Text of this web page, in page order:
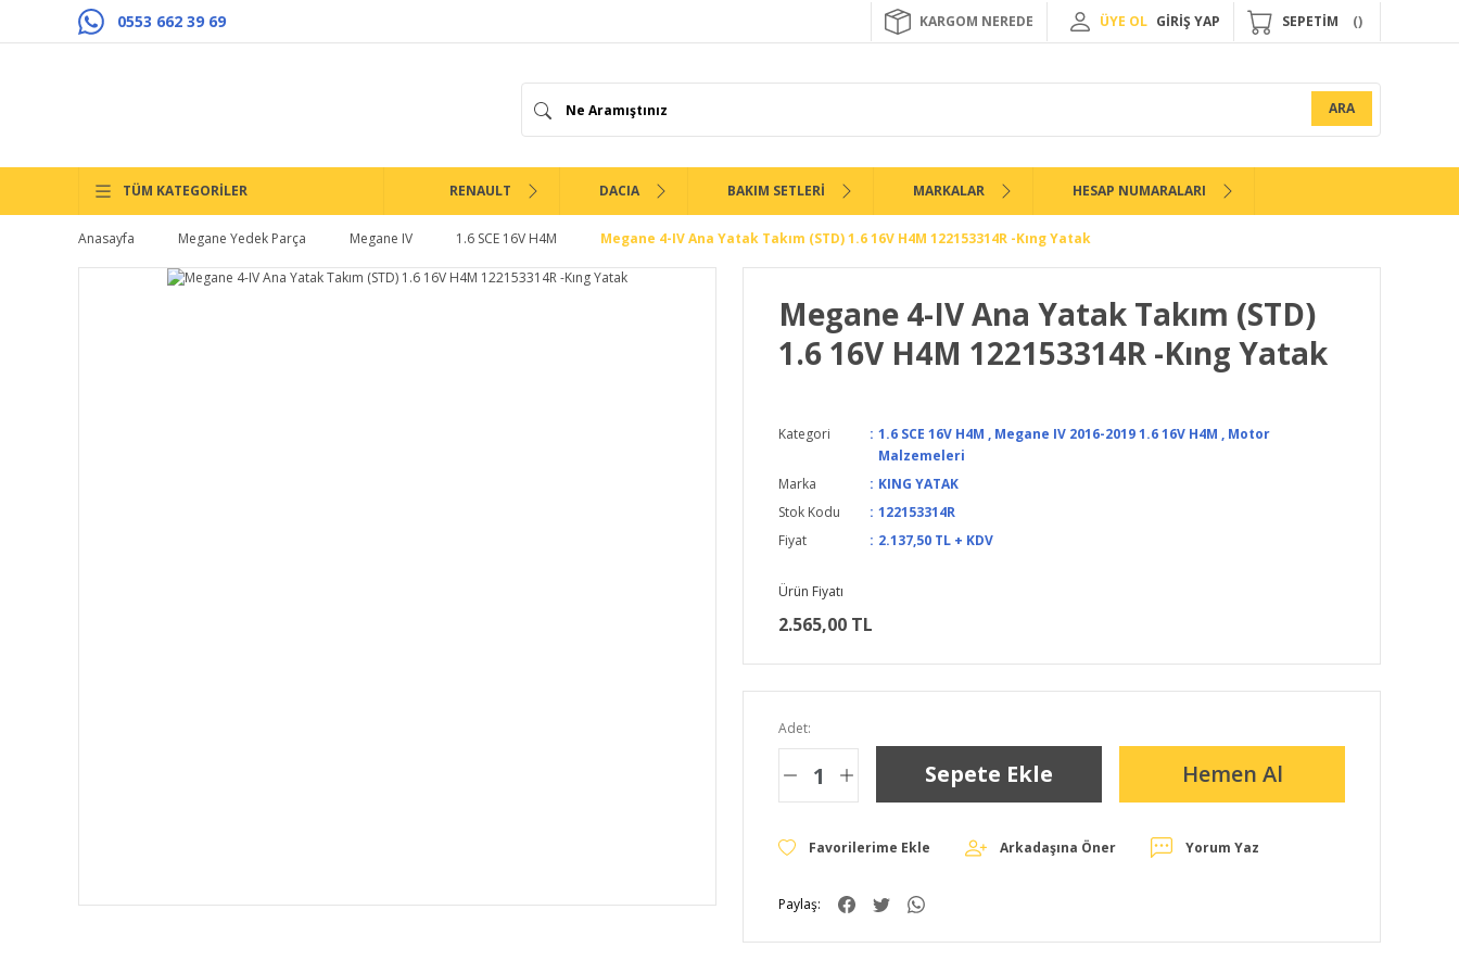
0553 662 39 69 KARGOM NEREDE ÜYE OL GİRİŞ YAP SEPETİM
ARA
TÜM KATEGORİLER RENAULT DACIA BAKIM SETLERİ MARKALAR HESAP NUMARALARI
Anasayfa Megane Yedek Parça Megane IV 1.6 SCE 16V H4M Megane 4-IV Ana Yatak Takım (STD) 1.6 16V H4M 122153314R -Kıng Yatak
Megane 4-IV Ana Yatak Takım (STD)
1.6 16V H4M 122153314R -Kıng Yatak
Kategori 1.6 SCE 16V H4M , Megane IV 2016-2019 1.6 16V H4M , Motor
Malzemeleri
Marka
KING YATAK
Stok Kodu
122153314R
Fiyat
2.137,50 TL + KDV
Ürün Fiyatı
2.565,00 TL
Adet:
Sepete Ekle Hemen Al
Arkadaşına Öner Yorum Yaz
Paylaş: